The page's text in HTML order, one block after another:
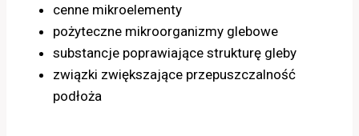
cenne mikroelementy
pożyteczne mikroorganizmy glebowe
substancje poprawiające strukturę gleby
związki zwiększające przepuszczalność
podłoża